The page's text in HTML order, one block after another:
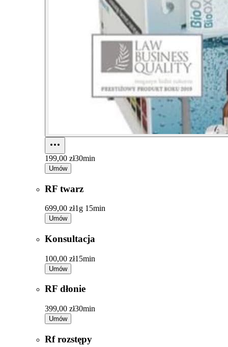
199,00 zł30min
Umów
RF twarz
699,00 zł1g 15min
Umów
Konsultacja
100,00 zł15min
Umów
RF dłonie
399,00 zł30min
Umów
Rf rozstępy